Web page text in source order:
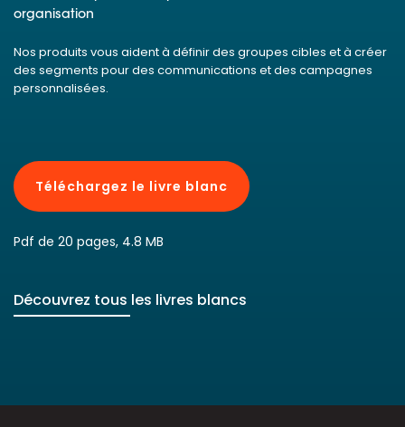
organisation
Nos produits vous aident à définir des groupes cibles et à créer
des segments pour des communications et des campagnes
personnalisées.
Téléchargez le livre blanc
Pdf de 20 pages, 4.8 MB
Découvrez tous les livres blancs